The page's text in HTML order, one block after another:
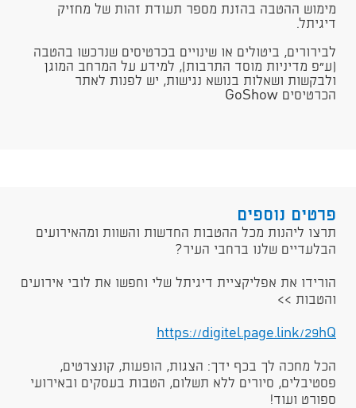
מימוש ההטבה בהזנת מספר תעודת זהות של מחזיק
דיגיתל.
לבירורים, ביטולים או שינויים בכרטיסים שנרכשו בהטבה
(ע"פ מדיניות מוסד התרבות), למידע על המרחב המוגן
ולבקשות ושאלות בנושא נגישות, יש לפנות לאתר
הכרטיסים GoShow
פרטים נוספים
תרצו ליהנות מכל ההטבות החדשות והשוות ומהאירועים
הבלעדיים שלנו ברחבי העיר?
הורידו את אפליקציית דיגיתל שלי וחפשו את לובי אירועים
והטבות >>
https://digitel.page.link/29hQ​​
הכל מחכה לך בכף ידך: הצגות, הופעות, קונצרטים,
פסטיבלים, סיורים ללא תשלום, הטבות בעסקים ובאירועי
ספורט ועוד!